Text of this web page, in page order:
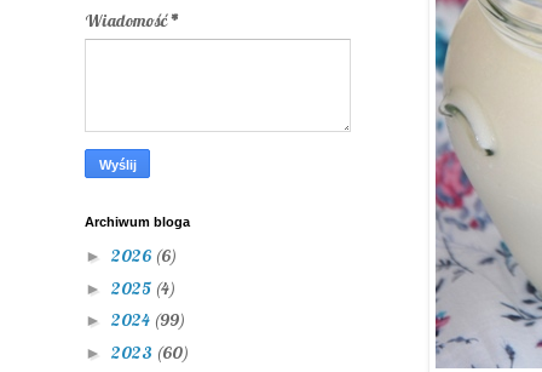
Wiadomość*
Archiwum bloga
► 2026 (6)
► 2025 (4)
► 2024 (99)
► 2023 (60)